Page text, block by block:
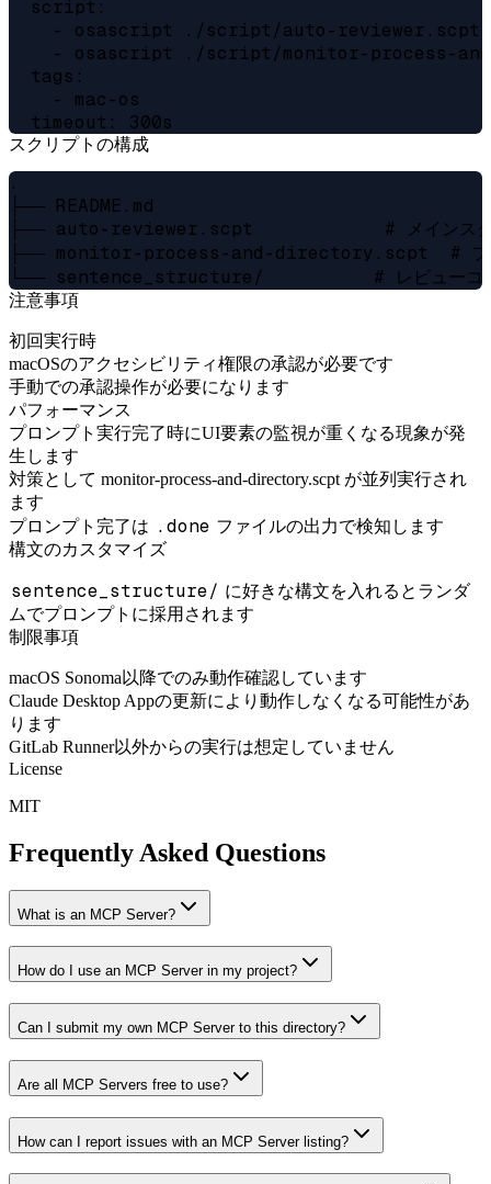
  script:
- osascript ./script/auto-
- osascript ./script/monitor-process-
  tags:
    - mac-os
スクリプトの構成
.
├── README.md
├── auto-reviewer.scpt            # メインスク
├── monitor-process-and-directory.scpt  # プロ
注意事項
初回実行時
macOSのアクセシビリティ権限の承認が必要です
手動での承認操作が必要になります
パフォーマンス
プロンプト実行完了時にUI要素の監視が重くなる現象が発
生します
対策として monitor-process-and-directory.scpt が並列実行され
ます
プロンプト完了は .done ファイルの出力で検知します
構文のカスタマイズ
sentence_structure/ に好きな構文を入れるとランダ
ムでプロンプトに採用されます
制限事項
macOS Sonoma以降でのみ動作確認しています
Claude Desktop Appの更新により動作しなくなる可能性があ
ります
GitLab Runner以外からの実行は想定していません
License
MIT
Frequently Asked Questions
What is an MCP Server?
How do I use an MCP Server in my project?
Can I submit my own MCP Server to this directory?
Are all MCP Servers free to use?
How can I report issues with an MCP Server listing?